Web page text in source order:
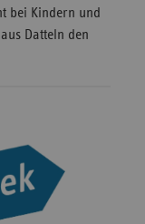
bei Kindern und
Datteln den